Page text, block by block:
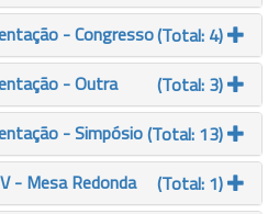
- Congresso(Total: 4)
- Outra
(Total: 3)
- Simpósio(Total: 13)
- Mesa Redonda
(Total: 1)